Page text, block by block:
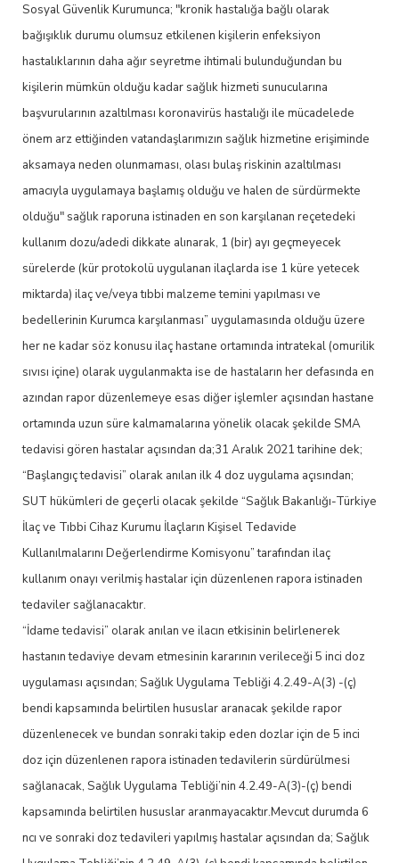
Sosyal Güvenlik Kurumunca; "kronik hastalığa bağlı olarak
bağışıklık durumu olumsuz etkilenen kişilerin enfeksiyon
hastalıklarının daha ağır seyretme ihtimali bulunduğundan bu
kişilerin mümkün olduğu kadar sağlık hizmeti sunucularına
başvurularının azaltılması koronavirüs hastalığı ile mücadelede
önem arz ettiğinden vatandaşlarımızın sağlık hizmetine erişiminde
aksamaya neden olunmaması, olası bulaş riskinin azaltılması
amacıyla uygulamaya başlamış olduğu ve halen de sürdürmekte
olduğu" sağlık raporuna istinaden en son karşılanan reçetedeki
kullanım dozu/adedi dikkate alınarak, 1 (bir) ayı geçmeyecek
sürelerde (kür protokolü uygulanan ilaçlarda ise 1 küre yetecek
miktarda) ilaç ve/veya tıbbi malzeme temini yapılması ve
bedellerinin Kurumca karşılanması” uygulamasında olduğu üzere
her ne kadar söz konusu ilaç hastane ortamında intratekal (omurilik
sıvısı içine) olarak uygulanmakta ise de hastaların her defasında en
azından rapor düzenlemeye esas diğer işlemler açısından hastane
ortamında uzun süre kalmamalarına yönelik olacak şekilde SMA
tedavisi gören hastalar açısından da;31 Aralık 2021 tarihine dek;
“Başlangıç tedavisi” olarak anılan ilk 4 doz uygulama açısından;
SUT hükümleri de geçerli olacak şekilde “Sağlık Bakanlığı-Türkiye
İlaç ve Tıbbi Cihaz Kurumu İlaçların Kişisel Tedavide
Kullanılmalarını Değerlendirme Komisyonu” tarafından ilaç
kullanım onayı verilmiş hastalar için düzenlenen rapora istinaden
tedaviler sağlanacaktır.
“İdame tedavisi” olarak anılan ve ilacın etkisinin belirlenerek
hastanın tedaviye devam etmesinin kararının verileceği 5 inci doz
uygulaması açısından; Sağlık Uygulama Tebliği 4.2.49-A(3) -(ç)
bendi kapsamında belirtilen hususlar aranacak şekilde rapor
düzenlenecek ve bundan sonraki takip eden dozlar için de 5 inci
doz için düzenlenen rapora istinaden tedavilerin sürdürülmesi
sağlanacak, Sağlık Uygulama Tebliği’nin 4.2.49-A(3)-(ç) bendi
kapsamında belirtilen hususlar aranmayacaktır.Mevcut durumda 6
ncı ve sonraki doz tedavileri yapılmış hastalar açısından da; Sağlık